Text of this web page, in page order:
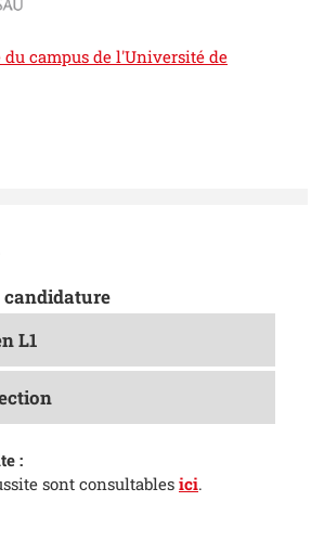
campus de l'Université de
L1
:
sont consultables ici.